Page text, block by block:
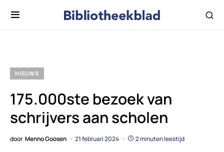
NIEUWS
175.000ste bezoek van
schrijvers aan scholen
door Menno Goosen 21 februari 2024 2 minuten leestijd